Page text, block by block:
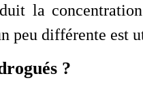
la
peu différente
?